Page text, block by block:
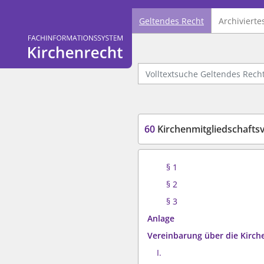
Logo Fachinformationssystem Kirchenrecht
Geltendes Recht
Volltextsuche Geltendes Recht
60
§ 1
§ 2
§ 3
Anlage
Vereinbarung über die
I.